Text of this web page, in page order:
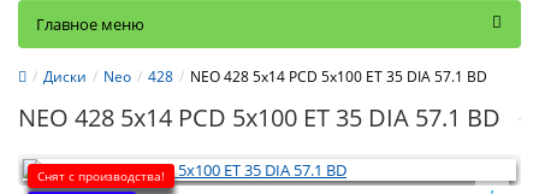
Главное меню
Диски Neo 428 NEO 428 5x14 PCD 5x100 ET 35 DIA 57.1 BD
NEO 428 5x14 PCD 5x100 ET 35 DIA 57.1 BD
Снят с производства!